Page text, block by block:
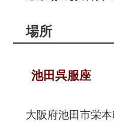
場所
池田呉服座
大阪府池田市栄